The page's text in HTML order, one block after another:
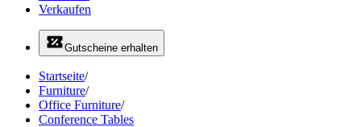
Verkaufen
Gutscheine erhalten
Startseite/
Furniture/
Office Furniture/
Conference Tables